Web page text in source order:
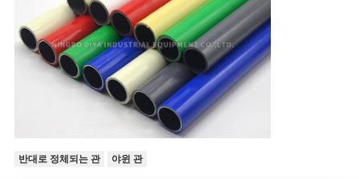
반대로 정체되는 관 야윈 관